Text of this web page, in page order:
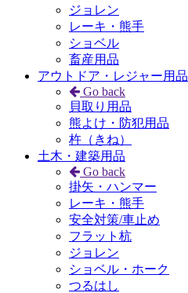
ジョレン
レーキ・熊手
ショベル
畜産用品
アウトドア・レジャー用品
Go back
貝取り用品
熊よけ・防犯用品
杵（きね）
土木・建築用品
Go back
掛矢・ハンマー
レーキ・熊手
安全対策/車止め
フラット杭
ジョレン
ショベル・ホーク
つるはし